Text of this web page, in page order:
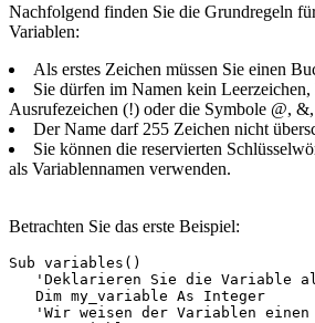
Nachfolgend finden Sie die Grundregeln
Variablen:
Als erstes Zeichen müssen Sie einen
Sie dürfen im Namen kein
Ausrufezeichen (!) oder die Symbole @,
Der Name darf 255 Zeichen nicht
Sie können die reservierten
als Variablennamen verwenden.
Betrachten Sie das erste Beispiel:
Sub variables()
'Deklarieren Sie die Variable
   Dim my_variable As Integer
'Wir weisen der Variablen